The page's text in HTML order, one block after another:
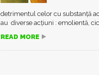
detrimentul celor cu substanță
au diverse acțiuni : emolientă,
READ MORE